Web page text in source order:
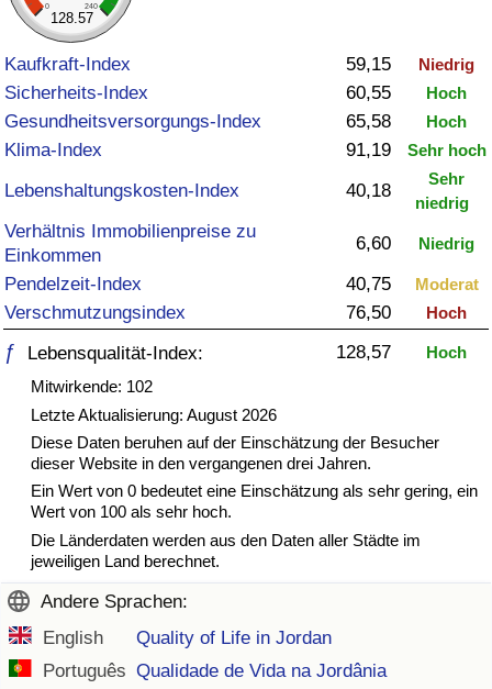
0 240
128.57
Kaufkraft-Index 59,15 Niedrig
Sicherheits-Index 60,55 Hoch
Gesundheitsversorgungs-Index 65,58 Hoch
Klima-Index 91,19 Sehr hoch
Lebenshaltungskosten-Index 40,18
Sehr
niedrig
Verhältnis Immobilienpreise zu
Einkommen
6,60 Niedrig
Pendelzeit-Index 40,75 Moderat
Verschmutzungsindex 76,50 Hoch
ƒ Lebensqualität-Index: 128,57
Hoch
Mitwirkende: 102
Letzte Aktualisierung: August 2026
Diese Daten beruhen auf der Einschätzung der Besucher
dieser Website in den vergangenen drei Jahren.
Ein Wert von 0 bedeutet eine Einschätzung als sehr gering, ein
Wert von 100 als sehr hoch.
Die Länderdaten werden aus den Daten aller Städte im
jeweiligen Land berechnet.
Andere Sprachen:
English
Quality of Life in Jordan
Português Qualidade de Vida na Jordânia
in Akaba
Kriminalität
Kriminalitäts-Index (aktuell)
Kriminalitäts-Index
Kriminalitätsindex nach Land
Gesundheitsversorgung
Gesundheitsversorgungs-Index (aktuell)
Gesundheitsversorgungs-Index
Gesundheitsversorgungs-Index nach Land
Umweltverschmutzung
Umweltverschmutzungs-Index (aktuell)
Verschmutzungsindex
Umweltverschmutzungs-Index nach Land
Verkehr